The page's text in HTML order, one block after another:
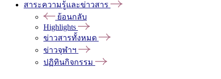
สาระความรู้และข่าวสาร
ย้อนกลับ
Highlights
ข่าวสารทั้งหมด
ข่าวจุฬาฯ
ปฏิทินกิจกรรม